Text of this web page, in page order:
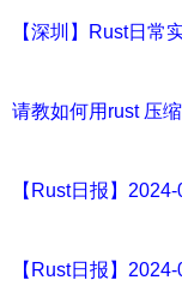
【深圳】Rust日常
请教如何用rust 压
【Rust日报】
【Rust日报】